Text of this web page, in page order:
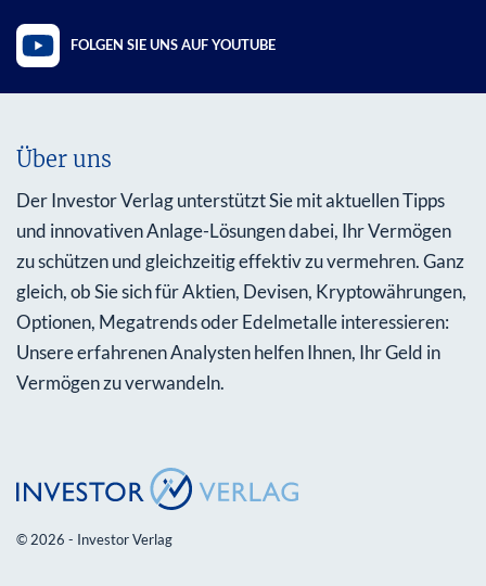
FOLGEN SIE UNS AUF YOUTUBE
Über uns
Der Investor Verlag unterstützt Sie mit aktuellen Tipps
und innovativen Anlage-Lösungen dabei, Ihr Vermögen
zu schützen und gleichzeitig effektiv zu vermehren. Ganz
gleich, ob Sie sich für Aktien, Devisen, Kryptowährungen,
Optionen, Megatrends oder Edelmetalle interessieren:
Unsere erfahrenen Analysten helfen Ihnen, Ihr Geld in
Vermögen zu verwandeln.
© 2026 - Investor Verlag